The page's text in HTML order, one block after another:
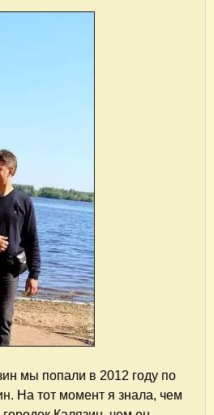
мы попали в 2012 году по
На тот момент я знала, чем